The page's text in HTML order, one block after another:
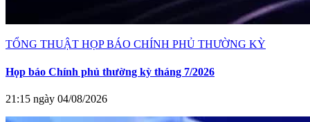
TỔNG THUẬT HỌP BÁO CHÍNH PHỦ THƯỜNG KỲ
Họp báo Chính phủ thường kỳ tháng 7/2026
21:15 ngày 04/08/2026